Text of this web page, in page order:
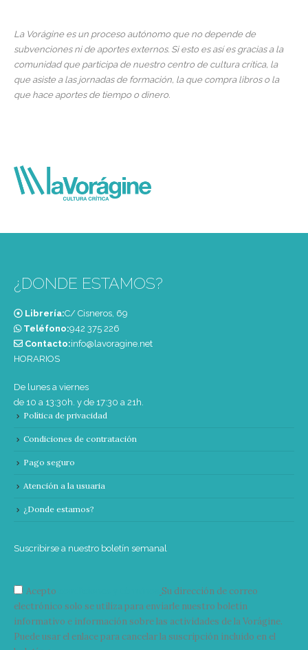
La Vorágine es un proceso autónomo que no depende de
subvenciones ni de aportes externos. Si esto es así es gracias a la
comunidad que participa de nuestro centro de cultura crítica, la
que asiste a las jornadas de formación, la que compra libros o la
que hace aportes de tiempo o dinero.
¿DONDE ESTAMOS?
Librería:C/ Cisneros, 69
Teléfono:‭942 375 226‬
Contacto:info@lavoragine.net
HORARIOS
De lunes a viernes
de 10 a 13:30h. y de 17:30 a 21h.
Política de privacidad
Condiciones de contratación
Pago seguro
Atención a la usuaria
¿Donde estamos?
Suscribirse a nuestro boletín semanal
Acepto
Su dirección de correo
electrónico solo se utiliza para enviarle nuestro boletín
informativo e información sobre las actividades de la Vorágine.
Puede usar el enlace para cancelar la suscripción incluido en el